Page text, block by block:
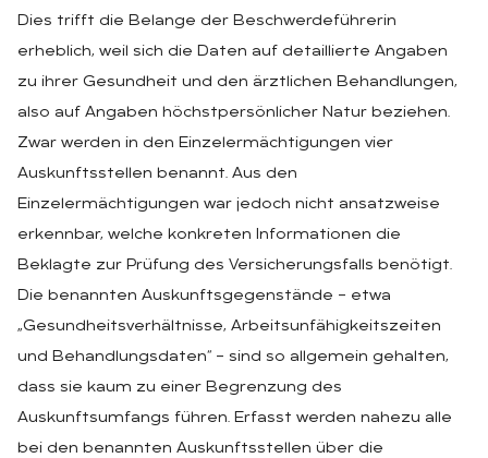
Dies trifft die Belange der Beschwerdeführerin
erheblich, weil sich die Daten auf detaillierte Angaben
zu ihrer Gesundheit und den ärztlichen Behandlungen,
also auf Angaben höchstpersönlicher Natur beziehen.
Zwar werden in den Einzelermächtigungen vier
Auskunftsstellen benannt. Aus den
Einzelermächtigungen war jedoch nicht ansatzweise
erkennbar, welche konkreten Informationen die
Beklagte zur Prüfung des Versicherungsfalls benötigt.
Die benannten Auskunftsgegenstände – etwa
„Gesundheitsverhältnisse, Arbeitsunfähigkeitszeiten
und Behandlungsdaten“ – sind so allgemein gehalten,
dass sie kaum zu einer Begrenzung des
Auskunftsumfangs führen. Erfasst werden nahezu alle
bei den benannten Auskunftsstellen über die